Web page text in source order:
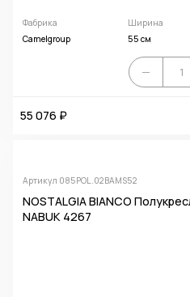
Фабрика
Camelgroup
Ширина
55 см
55 076 ₽
Артикул 085POL.02BAMS52
NOSTALGIA BIANCO
NABUK 4267